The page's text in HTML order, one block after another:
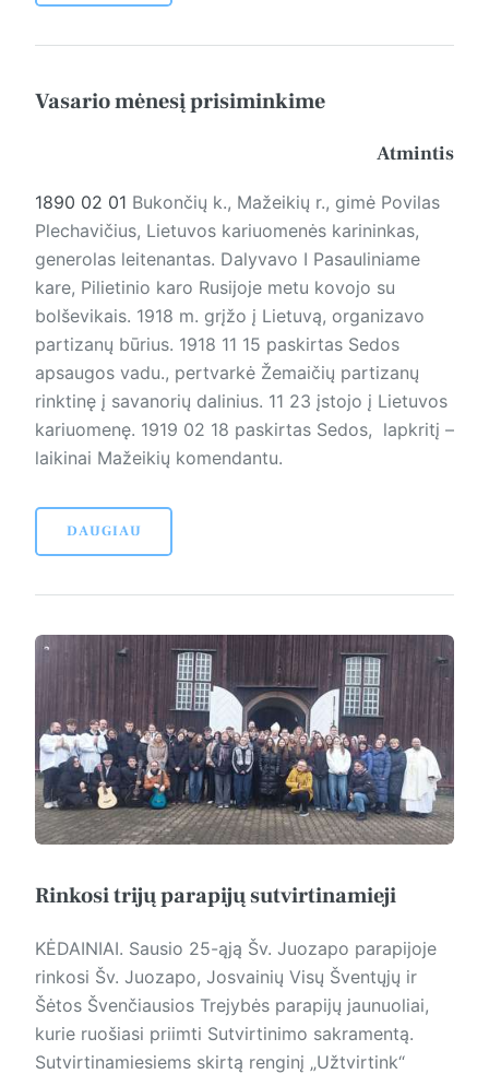
Vasario mėnesį prisiminkime
Atmintis
1890 02 01 Bukončių k., Mažeikių r., gimė Povilas
Plechavičius, Lietuvos kariuomenės karininkas,
generolas leitenantas. Dalyvavo I Pasauliniame
kare, Pilietinio karo Rusijoje metu kovojo su
bolševikais. 1918 m. grįžo į Lietuvą, organizavo
partizanų būrius. 1918 11 15 paskirtas Sedos
apsaugos vadu., pertvarkė Žemaičių partizanų
rinktinę į savanorių dalinius. 11 23 įstojo į Lietuvos
kariuomenę. 1919 02 18 paskirtas Sedos, lapkritį –
laikinai Mažeikių komendantu.
DAUGIAU
Rinkosi trijų parapijų sutvirtinamieji
KĖDAINIAI. Sausio 25-ąją Šv. Juo­zapo parapijoje
rinkosi Šv. Juozapo, Josvainių Visų Šventųjų ir
Šėtos Švenčiausios Trejybės parapijų jaunuoliai,
kurie ruošiasi priimti Sutvirtinimo sakramentą.
Sutvirtinamiesiems skirtą renginį „Užtvirtink“